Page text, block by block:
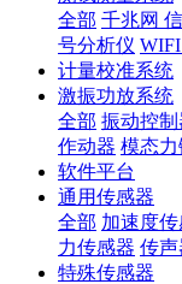
全部 千兆网
号分析仪
计量校准系统
激振功放系统
全部 振动控制
作动器 模态力
软件平台
通用传感器
全部 加速度传
力传感器 传声
特殊传感器